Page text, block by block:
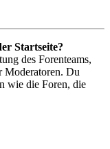
Startseite?
des Forenteams,
Moderatoren. Du
wie die Foren, die